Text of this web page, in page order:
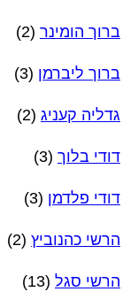
ברוך הומינר (2)
ברוך ליברמן (3)
גדליה קעניג (2)
דודי בלוך (3)
דודי פלדמן (3)
הרשי כהנוביץ (2)
הרשי סגל (13)